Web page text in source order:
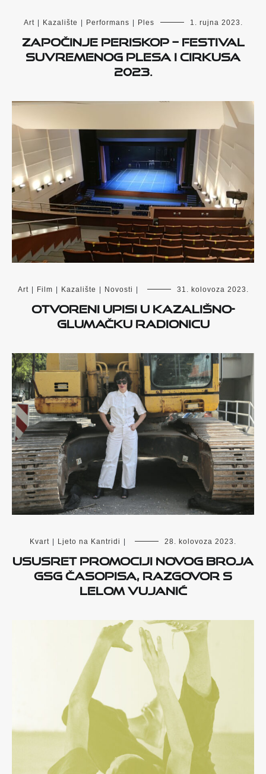
Art | Kazalište | Performans | Ples 1. rujna 2023.
Započinje PERISKOP – Festival
suvremenog plesa i cirkusa
2023.
Art | Film | Kazalište | Novosti | 31. kolovoza 2023.
Otvoreni upisi u kazališno-
glumačku radionicu
Kvart | Ljeto na Kantridi | 28. kolovoza 2023.
Ususret promociji novog broja
GSG časopisa, razgovor s
Lelom Vujanić